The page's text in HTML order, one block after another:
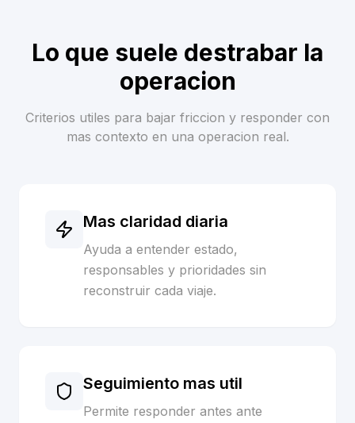
Lo que suele destrabar la
operacion
Criterios utiles para bajar friccion y responder con
mas contexto en una operacion real.
Mas claridad diaria
Ayuda a entender estado,
responsables y prioridades sin
reconstruir cada viaje.
Seguimiento mas util
Permite responder antes ante